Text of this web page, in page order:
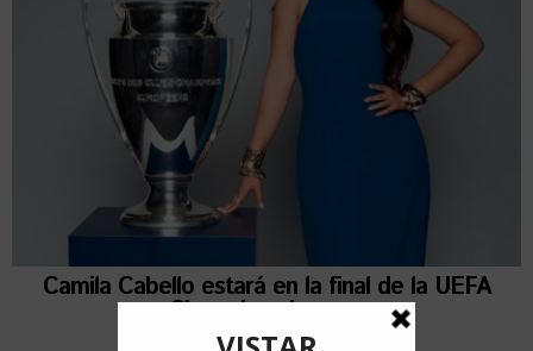
Camila Cabello estará en la final de la UEFA
Champions League
porRedacción VISTAR